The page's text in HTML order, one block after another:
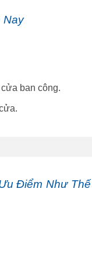
Nay
ban công.
Điểm Như Thế